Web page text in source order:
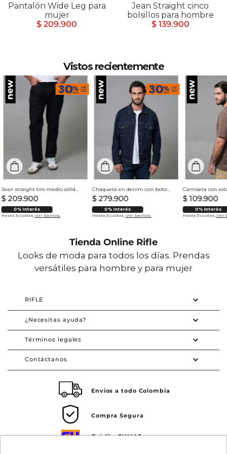
Pantalón Wide Leg para
mujer
$ 209.900
Jean Straight cinco
bolsillos para hombre
$ 139.900
Vistos recientemente
Jean straight tiro medio sólido para hombre
$ 209.900
0% Interés
Hasta 3 cuotas. Ver bancos.
Chaqueta en denim con botones para hombre
$ 279.900
0% Interés
Hasta 3 cuotas. Ver bancos.
$ 109.900
0% Interés
Hasta 3 cuotas. Ver
Tienda Online Rifle
Looks de moda para todos los días. Prendas
versátiles para hombre y para mujer
RIFLE
¿Necesitas ayuda?
Términos legales
Contáctanos
Envios a todo Colombia
Compra Segura
Crédito SUMAS